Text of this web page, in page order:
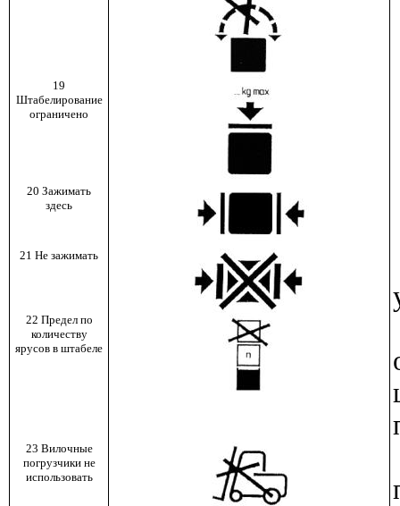
19
Штабелирование
ограничено
20 Зажимать
здесь
21 Не зажимать
22 Предел по
количеству
ярусов в штабеле
23 Вилочные
погрузчики не
использовать